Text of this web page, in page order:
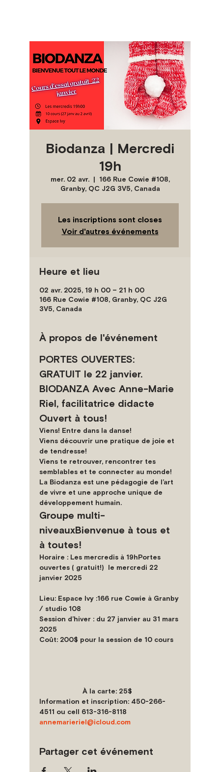
Biodanza | Mercredi
19h
mer. 02 avr.
  |
166 Rue Cowie #108,
Granby, QC J2G 3V5, Canada
Les inscriptions sont closes
Voir d'autres événements
Heure et lieu
02 avr. 2025, 19 h 00 – 21 h 00
166 Rue Cowie #108, Granby, QC J2G
3V5, Canada
À propos de l'événement
PORTES OUVERTES:
GRATUIT le 22 janvier.
BIODANZA Avec Anne-Marie
Riel, facilitatrice didacte
Ouvert à tous!
Viens! Entre dans la danse!
Viens découvrir une pratique de joie et
de tendresse!
Viens te retrouver, rencontrer tes
semblables et te connecter au monde!
La Biodanza est une pédagogie de l’art
de vivre et une approche unique de
développement humain.
Groupe multi-
niveauxBienvenue à tous et
à toutes!
Horaire : Les mercredis à 19hPortes
ouvertes ( gratuit!)  le mercredi 22
janvier 2025
Lieu: Espace Ivy :166 rue Cowie à Granby
/ studio 108
Session d’hiver : du 27 janvier au 31 mars
2025
Coût: 200$ pour la session de 10 cours
À la carte: 25$
Information et inscription: 450-266-
4511 ou cell 613-316-8118
annemarieriel@icloud.com
Partager cet événement